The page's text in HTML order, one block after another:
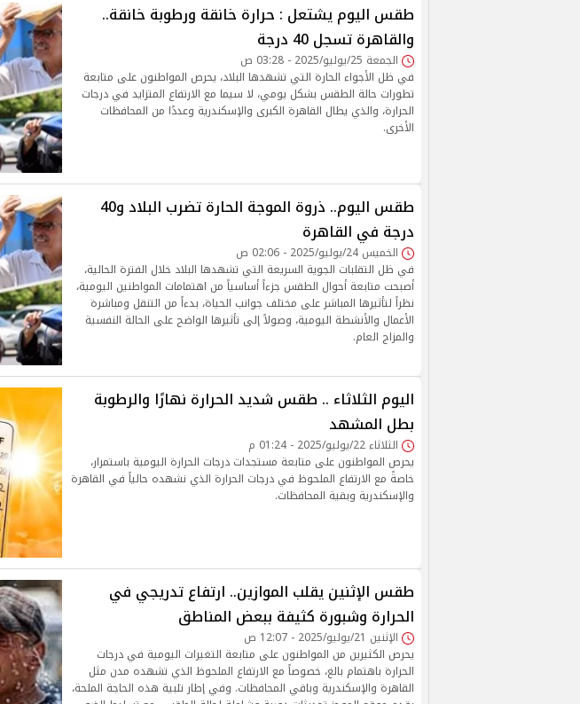
طقس اليوم يشتعل : حرارة خانقة ورطوبة خانقة..
والقاهرة تسجل 40 درجة
الجمعة 25/يوليو/2025 - 03:28 ص
في ظل الأجواء الحارة التي تشهدها البلاد، يحرص المواطنون على متابعة
تطورات حالة الطقس بشكل يومي، لا سيما مع الارتفاع المتزايد في درجات
الحرارة، والذي يطال القاهرة الكبرى والإسكندرية وعددًا من المحافظات
الأخرى.
طقس اليوم.. ذروة الموجة الحارة تضرب البلاد و40
درجة في القاهرة
الخميس 24/يوليو/2025 - 02:06 ص
في ظل التقلبات الجوية السريعة التي تشهدها البلاد خلال الفترة الحالية،
أصبحت متابعة أحوال الطقس جزءاً أساسياً من اهتمامات المواطنين اليومية،
نظراً لتأثيرها المباشر على مختلف جوانب الحياة، بدءاً من التنقل ومباشرة
الأعمال والأنشطة اليومية، وصولاً إلى تأثيرها الواضح على الحالة النفسية
والمزاج العام.
اليوم الثلاثاء .. طقس شديد الحرارة نهارًا والرطوبة
بطل المشهد
الثلاثاء 22/يوليو/2025 - 01:24 م
يحرص المواطنون على متابعة مستجدات درجات الحرارة اليومية باستمرار،
خاصةً مع الارتفاع الملحوظ في درجات الحرارة الذي نشهده حالياً في القاهرة
والإسكندرية وبقية المحافظات.
طقس الإثنين يقلب الموازين.. ارتفاع تدريجي في
الحرارة وشبورة كثيفة ببعض المناطق
الإثنين 21/يوليو/2025 - 12:07 ص
يحرص الكثيرين من المواطنون على متابعة التغيرات اليومية في درجات
الحرارة باهتمام بالغ، خصوصاً مع الارتفاع الملحوظ الذي تشهده مدن مثل
القاهرة والإسكندرية وباقي المحافظات. وفي إطار تلبية هذه الحاجة الملحة،